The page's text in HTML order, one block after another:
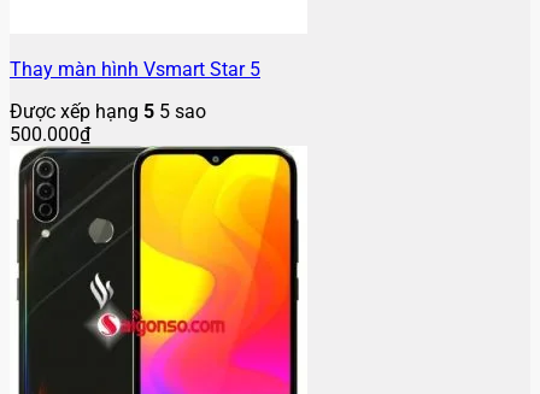
Thay màn hình Vsmart Star 5
Được xếp hạng 5 5 sao
500.000₫